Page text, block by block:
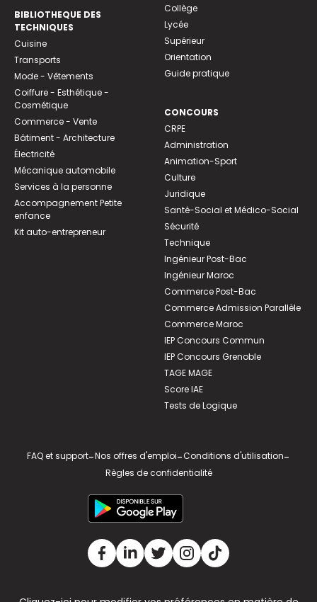
BIBLIOTHEQUE DES
TECHNIQUES
Cuisine
Transports
Mode - Vêtements
Coiffure - Esthétique -
Cosmétique
Commerce - Vente
Bâtiment - Architecture
Électricité
Mécanique automobile
Services à la personne
Accompagnement Petite
enfance
Kit auto-entrepreneur
Collège
Lycée
Supérieur
Orientation
Guide pratique
CONCOURS
CRPE
Administration
Animation-Sport
Culture
Juridique
Santé-Social et Médico-Social
Sécurité
Technique
Ingénieur Post-Bac
Ingénieur Maroc
Commerce Post-Bac
Commerce Admission Parallèle
Commerce Maroc
IEP Concours Commun
IEP Concours Grenoble
TAGE MAGE
Score IAE
Tests de Logique
FAQ et support-Nos offres d'emploi-Conditions d'utilisation-
Règles de confidentialité